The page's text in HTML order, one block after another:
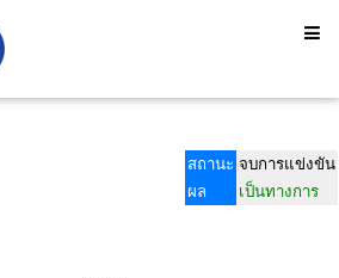
สถานะ จบการแข่งขัน
ผล
เป็นทางการ